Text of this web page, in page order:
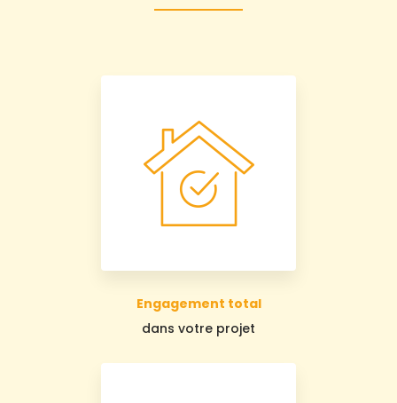
Engagement total
dans votre projet